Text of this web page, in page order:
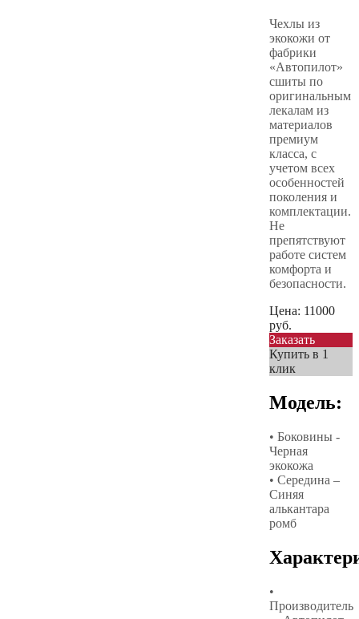
Чехлы из
экокожи от
фабрики
«Автопилот»
сшиты по
оригинальным
лекалам из
материалов
премиум
класса, с
учетом всех
особенностей
поколения и
комплектации.
Не
препятствуют
работе систем
комфорта и
безопасности.
Цена: 11000
руб.
Заказать
Купить в 1
клик
Модель:
• Боковины -
Черная
экокожа
• Середина –
Синяя
алькантара
ромб
•
Производитель